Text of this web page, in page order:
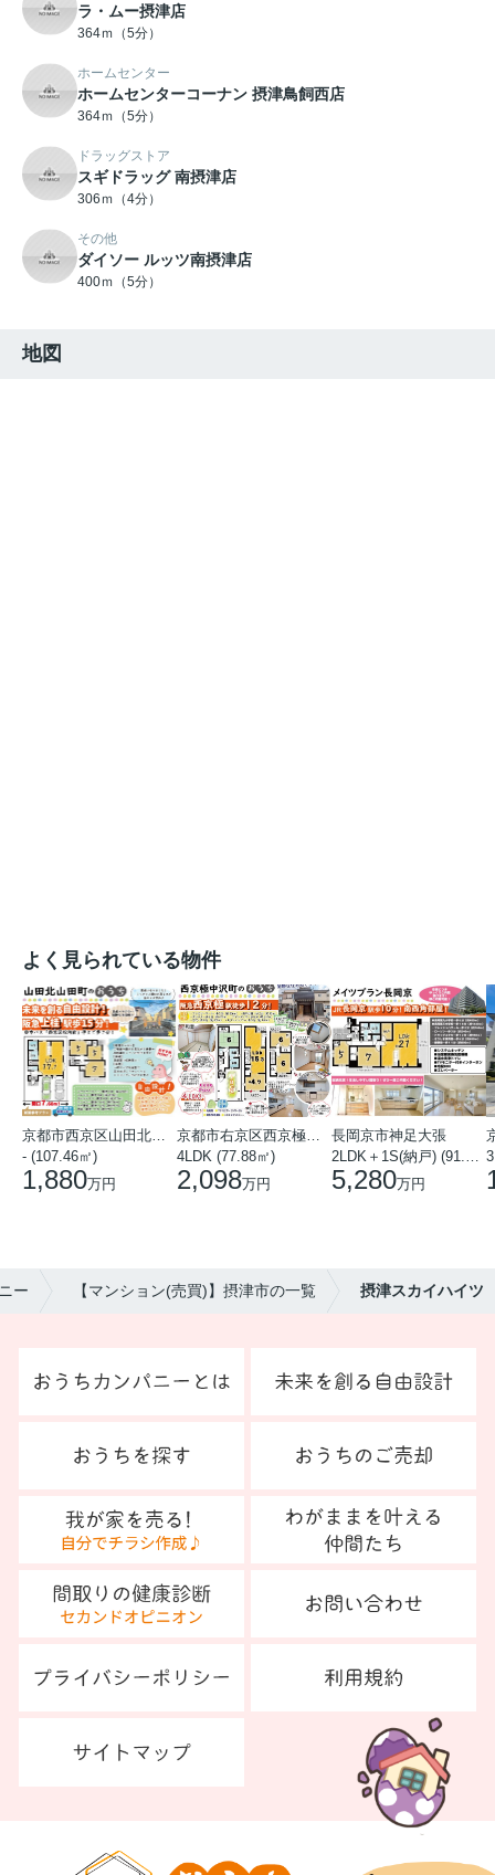
ラ・ムー摂津店
364ｍ（5分）
ホームセンター
ホームセンターコーナン 摂津鳥飼西店
364ｍ（5分）
ドラッグストア
スギドラッグ 南摂津店
306ｍ（4分）
その他
ダイソー ルッツ南摂津店
400ｍ（5分）
地図
よく見られている物件
- (107.46㎡)
1,880万円
4LDK (77.88㎡)
2,098万円
長岡京市神足大張
5,280万円
ー 【マンション(売買)】摂津市の一覧 摂津スカイハイツ